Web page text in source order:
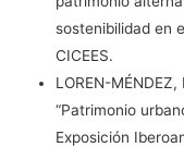
sostenibilidad en
CICEES.
LOREN-
“Patrimonio
Exposición